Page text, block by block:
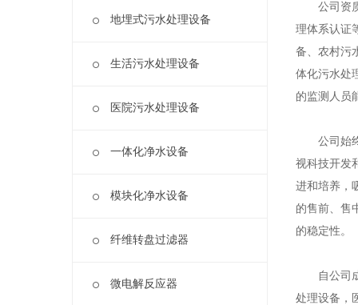
地埋式污水处理设备
生活污水处理设备
医院污水处理设备
一体化净水设备
模块化净水设备
纤维转盘过滤器
微电解反应器
公司资质
理体系认证
备、农村污
体化污水处
的监测人员
公司始终
视科技开发
进和培养，
的售前、售
的稳定性。
自公司成
处理设备，